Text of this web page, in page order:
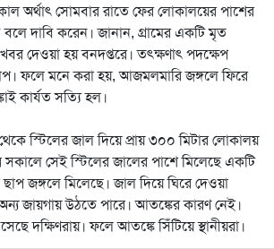
অর্থাৎ সোমবার রাতে ফের লোকালয়ের পাশের
বলে দাবি করেন। জানান, গ্রামের একটি মৃত
দেওয়া হয় বনদপ্তরে। তৎক্ষণাৎ পদক্ষেপ
ফলে মনে করা হয়, আজমলমারি জঙ্গলে ফিরে
কার্যত সত্যি হল।
স্টিলের জাল দিয়ে প্রায় ৩০০ মিটার লোকালয়
সেই স্টিলের জালের পাশে মিলেছে একটি
জঙ্গলে মিলেছে। জাল দিয়ে ঘিরে দেওয়া
জায়গায় উঠতে পারে। আতঙ্কের কারণ নেই।
দক্ষিণরায়। ফলে আতঙ্কে সিঁটিয়ে স্থানীয়রা।